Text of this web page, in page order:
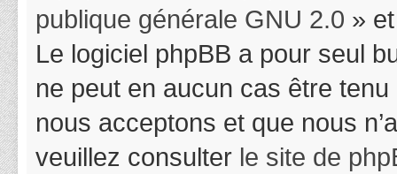
publique générale GNU 2.0 »
Le logiciel phpBB a pour seul
ne peut en aucun cas être
nous acceptons et que nous
veuillez consulter le site de